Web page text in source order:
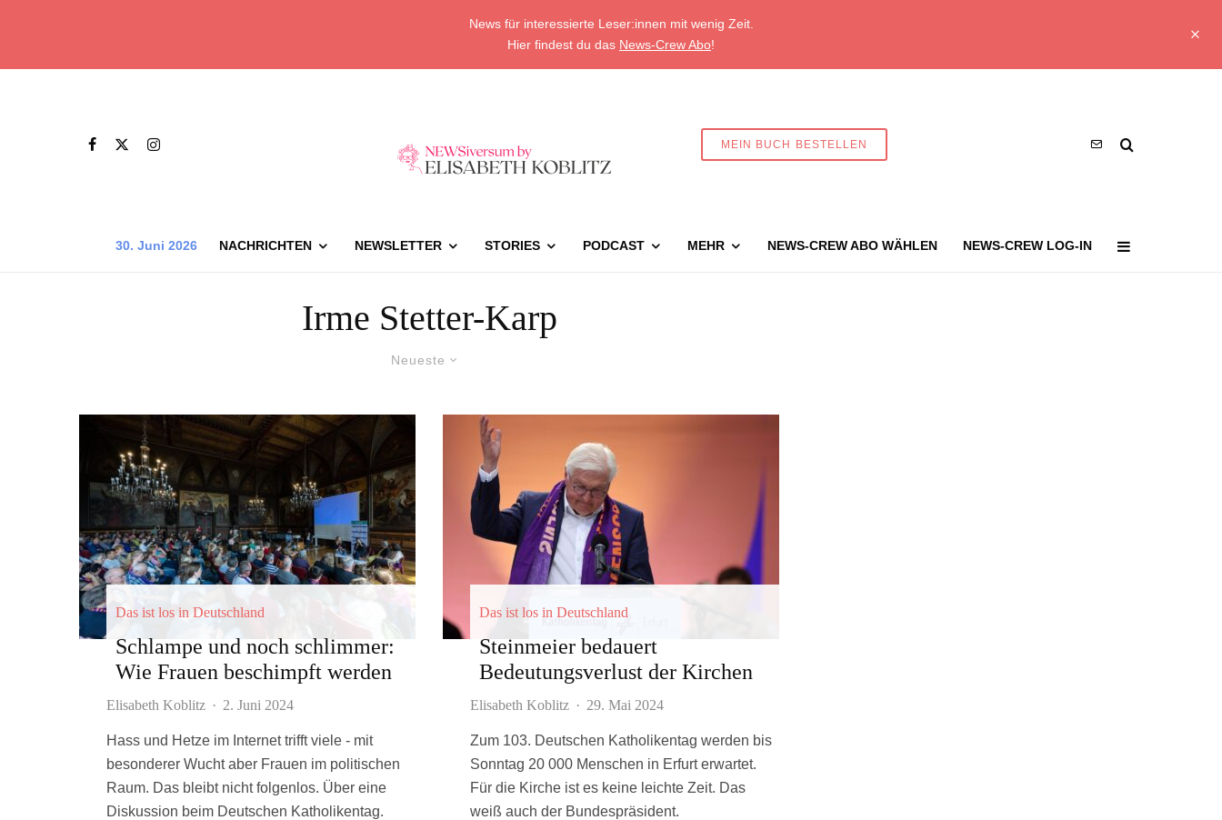
News für interessierte Leser:innen mit wenig Zeit.
Hier findest du das News-Crew Abo!
MEIN BUCH BESTELLEN
30. Juni 2026 NACHRICHTEN NEWSLETTER STORIES PODCAST MEHR NEWS-CREW ABO WÄHLEN NEWS-CREW LOG-IN
Irme Stetter-Karp
Neueste
Das ist los in Deutschland
Schlampe und noch schlimmer:
Wie Frauen beschimpft werden
Elisabeth Koblitz · 2. Juni 2024
Hass und Hetze im Internet trifft viele - mit
besonderer Wucht aber Frauen im politischen
Raum. Das bleibt nicht folgenlos. Über eine
Diskussion beim Deutschen Katholikentag.
Das ist los in Deutschland
Steinmeier bedauert
Bedeutungsverlust der Kirchen
Elisabeth Koblitz · 29. Mai 2024
Zum 103. Deutschen Katholikentag werden bis
Sonntag 20 000 Menschen in Erfurt erwartet.
Für die Kirche ist es keine leichte Zeit. Das
weiß auch der Bundespräsident.